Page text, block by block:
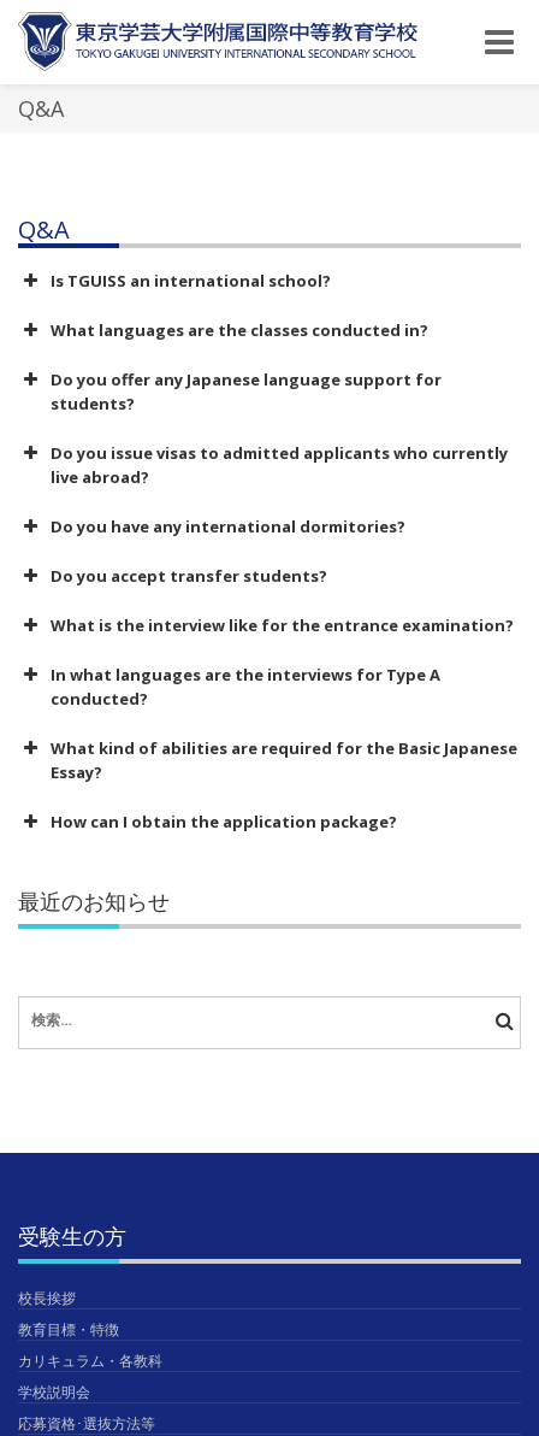
Toggle
Q&A
Q&A
Is TGUISS an international school?
What languages are the classes conducted in?
Do you offer any Japanese language support for
students?
Do you issue visas to admitted applicants who currently
live abroad?
Do you have any international dormitories?
Do you accept transfer students?
What is the interview like for the entrance examination?
In what languages are the interviews for Type A
conducted?
What kind of abilities are required for the Basic Japanese
Essay?
How can I obtain the application package?
最近のお知らせ
索:
受験生の方
校長挨拶
教育目標・特徴
カリキュラム・各教科
学校説明会
応募資格･選抜方法等